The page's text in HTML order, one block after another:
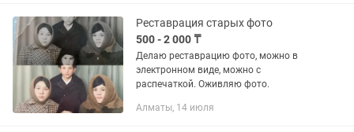
Что...
Реставрация старых фото
500 - 2 000 ₸
Делаю реставрацию фото, можно в
электронном виде, можно с
распечаткой. Оживляю фото.
Алматы, 14 июля